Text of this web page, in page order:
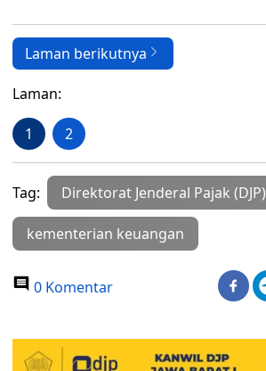
Laman berikutnya
Laman:
1 2
Tag: Direktorat Jenderal Pajak (DJP)
kementerian keuangan
0 Komentar